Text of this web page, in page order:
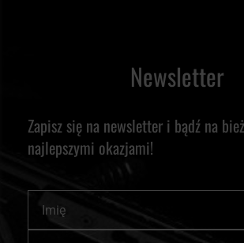
Newsletter
Zapisz się na newsletter i bądź na
najlepszymi okazjami!